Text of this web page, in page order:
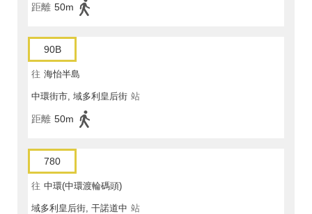
距離 50m
90B
往 海怡半島
中環街市, 域多利皇后街 站
距離 50m
780
往 中環(中環渡輪碼頭)
域多利皇后街, 干諾道中 站